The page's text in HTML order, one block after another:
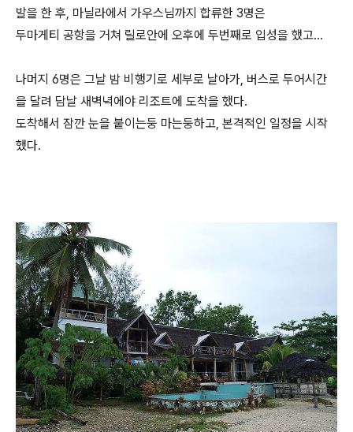
발을 한 후, 마닐라에서 가우스님까지 합류한 3명은
두마게티 공항을 거쳐 릴로안에 오후에 두번째로 입성을 했고...
나머지 6명은 그날 밤 비행기로 세부로 날아가, 버스로 두어시간
을 달려 담날 새벽녁에야 리조트에 도착을 했다.
도착해서 잠깐 눈을 붙이는둥 마는둥하고, 본격적인 일정을 시작
했다.